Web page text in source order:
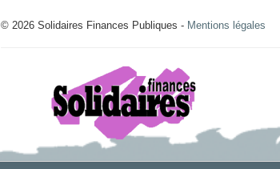
© 2026 Solidaires Finances Publiques - Mentions légales